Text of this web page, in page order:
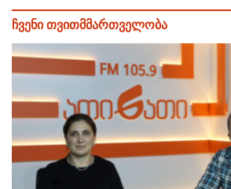
ჩვენი თვითმმართველობა